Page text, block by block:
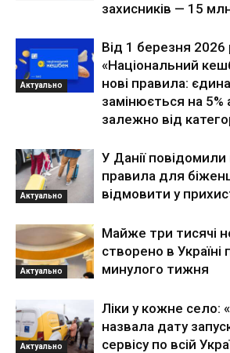
захисників — 15
Актуально
Від 1 березня 2026
«Національний
нові правила:
замінюється на 5%
залежно від
Актуально
У Данії повідомили
правила для
відмовити у
Актуально
Майже три тисячі
створено в Україні
минулого тижня
Актуально
Ліки у кожне село:
назвала дату
сервісу по всій